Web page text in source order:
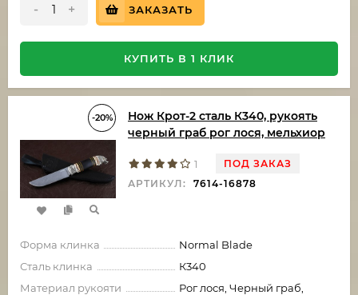
- + ЗАКАЗАТЬ
КУПИТЬ В 1 КЛИК
-20%
Нож Крот-2 сталь К340, рукоять
черный граб рог лося, мельхиор
1
ПОД ЗАКАЗ
АРТИКУЛ:
7614-16878
Форма клинка
Normal Blade
Сталь клинка
К340
Материал рукояти
Рог лося, Черный граб,